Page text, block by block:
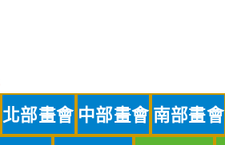
北部畫會 中部畫會 南部畫會